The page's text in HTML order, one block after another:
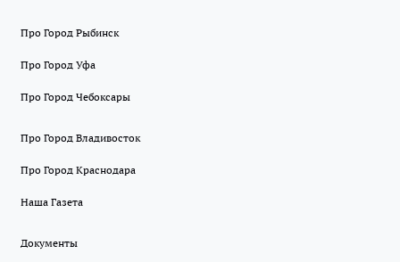
Про Город Рыбинск
Про Город Уфа
Про Город Чебоксары
Про Город Владивосток
Про Город Краснодара
Наша Газета
Документы